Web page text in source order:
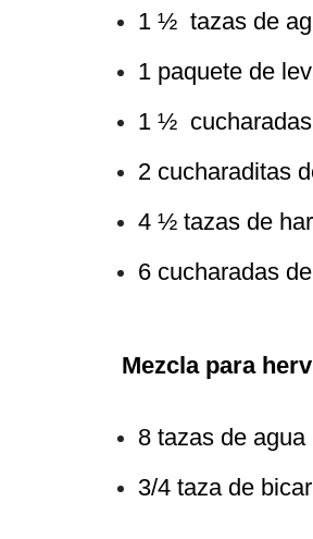
1 ½ tazas de
1 paquete de
1 ½
2 cucharaditas
4 ½ tazas de
6 cucharadas
Mezcla para
8 tazas de agua
3/4 taza de